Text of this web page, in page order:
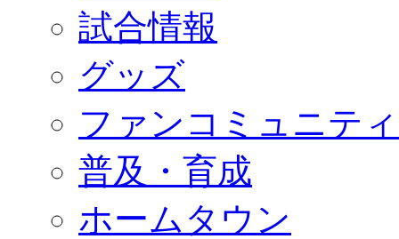
GOODS
オフィシャルストア（実店舗）
オンラインストア
ACADEMY
アカデミーについて
コーチ&スタッフ
ジュニア
ジュニアユース
ユース
練習拠点（ナラディーア）
SCHOOL
CLUB
試合情報
グッズ
ファンコミュニティ
普及・育成
ホームタウン